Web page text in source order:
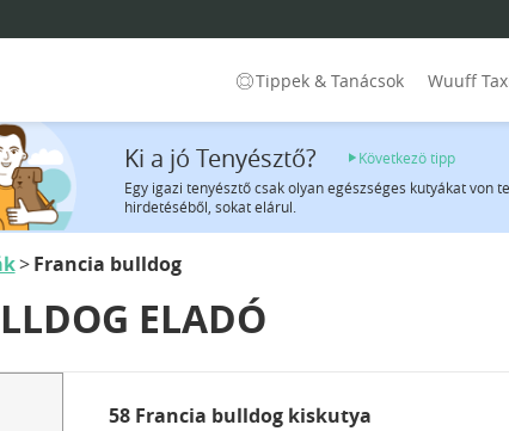
Tippek & Tanácsok Wuuff
Ki a jó Tenyésztő?
Következö tipp
Egy igazi tenyésztő csak olyan egészséges kutyákat
hirdetéséből, sokat elárul.
Francia bulldog
ELADÓ
58 Francia bulldog kiskutya